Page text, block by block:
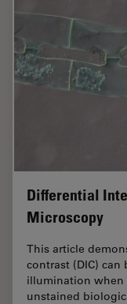
Differential
Microscopy
This article
contrast (DIC)
illumination when
unstained